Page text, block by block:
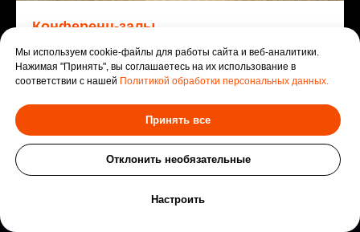
Оставить заявку
Конференц-залы
6 конференц-залов идеально подойдут для
проведения тренинга, конференции и любого
Мы используем cookie-файлы для работы сайта и веб-аналитики.
Нажимая "Принять", вы соглашаетесь на их использование в
соответствии с нашей Политикой обработки персональных данных.
Принять все
Отклонить необязательные
Настроить